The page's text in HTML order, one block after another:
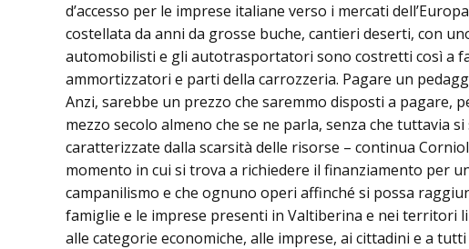
d’accesso per le imprese italiane verso i mercati
costellata da anni da grosse buche, cantieri deserti, con
automobilisti e gli autotrasportatori sono costretti così a
ammortizzatori e parti della carrozzeria. Pagare un
Anzi, sarebbe un prezzo che saremmo disposti a pagare,
mezzo secolo almeno che se ne parla, senza che tuttavia
caratterizzate dalla scarsità delle risorse – continua
momento in cui si trova a richiedere il finanziamento per
campanilismo e che ognuno operi affinché si possa
famiglie e le imprese presenti in Valtiberina e nei territori
alle categorie economiche, alle imprese, ai cittadini e a